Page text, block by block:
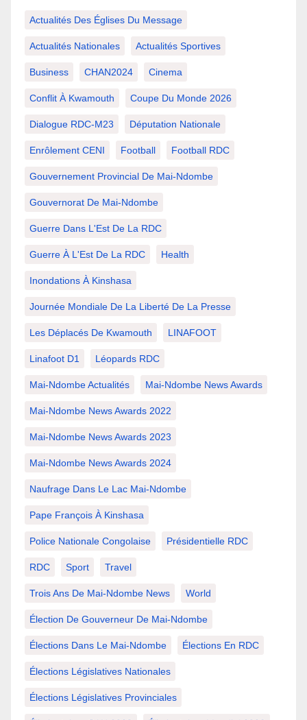
Actualités Des Églises Du Message
Actualités Nationales Actualités Sportives
Business CHAN2024 Cinema
Conflit À Kwamouth Coupe Du Monde 2026
Dialogue RDC-M23 Députation Nationale
Enrôlement CENI Football Football RDC
Gouvernement Provincial De Mai-Ndombe
Gouvernorat De Mai-Ndombe
Guerre Dans L'Est De La RDC
Guerre À L'Est De La RDC Health
Inondations À Kinshasa
Journée Mondiale De La Liberté De La Presse
Les Déplacés De Kwamouth LINAFOOT
Linafoot D1 Léopards RDC
Mai-Ndombe Actualités Mai-Ndombe News Awards
Mai-Ndombe News Awards 2022
Mai-Ndombe News Awards 2023
Mai-Ndombe News Awards 2024
Naufrage Dans Le Lac Mai-Ndombe
Pape François À Kinshasa
Police Nationale Congolaise Présidentielle RDC
RDC Sport Travel
Trois Ans De Mai-Ndombe News World
Élection De Gouverneur De Mai-Ndombe
Élections Dans Le Mai-Ndombe Élections En RDC
Élections Législatives Nationales
Élections Législatives Provinciales